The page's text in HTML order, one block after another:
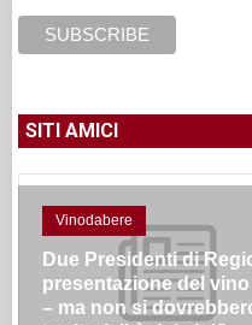
SITI AMICI
Vinodabere
Due Presidenti di
presentazione del
– ma non si